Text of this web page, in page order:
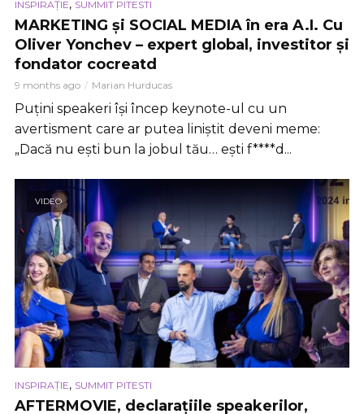
INSPIRAȚIE, SUMMIT PITESTI
MARKETING și SOCIAL MEDIA în era A.I. Cu
Oliver Yonchev – expert global, investitor și
fondator cocreatd
9 months ago Marian Hurducas
Puțini speakeri își încep keynote-ul cu un
avertisment care ar putea liniștit deveni meme:
„Dacă nu ești bun la jobul tău… ești f****d...
VIDEO
INSPIRAȚIE, SUMMIT PITESTI
AFTERMOVIE, declarațiile speakerilor,